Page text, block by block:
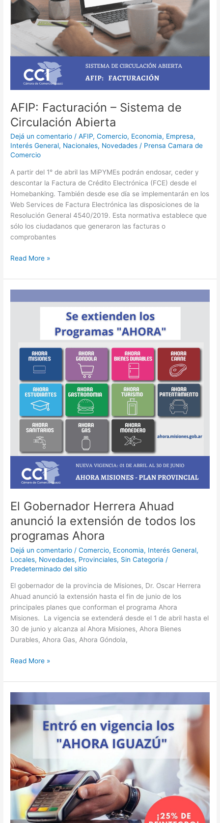
AFIP: Facturación – Sistema de
Circulación Abierta
Dejá un comentario /AFIP,Comercio, Economia, Empresa,
Interés General, Nacionales, Novedades / Prensa Camara de
Comercio
A partir del 1° de abril las MiPYMEs podrán endosar, ceder y
descontar la Factura de Crédito Electrónica (FCE) desde el
Homebanking. También desde ese día se implementarán en los
Web Services de Factura Electrónica las disposiciones de la
Resolución General 4540/2019. Esta normativa establece que
sólo los ciudadanos que generaron las facturas o
comprobantes
Read More »
El Gobernador Herrera Ahuad
anunció la extensión de todos los
programas Ahora
Dejá un comentario /Comercio, Economia, Interés General,
Locales, Novedades, Provinciales, Sin Categoria /
Predeterminado del sitio
El gobernador de la provincia de Misiones, Dr. Oscar Herrera
Ahuad anunció la extensión hasta el fin de junio de los
principales planes que conforman el programa Ahora
Misiones. La vigencia se extenderá desde el 1 de abril hasta el
30 de junio y alcanza al Ahora Misiones, Ahora Bienes
Durables, Ahora Gas, Ahora Góndola,
Gobernador
extensión
todos
programas
Ahora
Read More »
IGUAZÚ”
se
vigente
a
partir
del